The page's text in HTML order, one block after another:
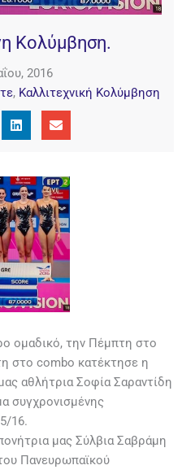
Κολύμβηση.
2016
, Καλλιτεχνική Κολύμβηση
ομαδικό, την Πέμπτη στο
στο combo κατέκτησε η
αθλήτρια Σοφία Σαραντίδη
συγχρονισμένης
16.
μας Σύλβια Σαβράμη
Πανευρωπαϊκού